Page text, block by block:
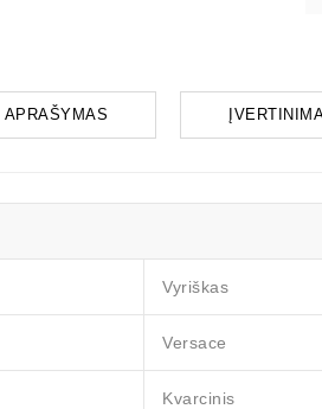
APRAŠYMAS
Vyriškas
Versace
Kvarcinis